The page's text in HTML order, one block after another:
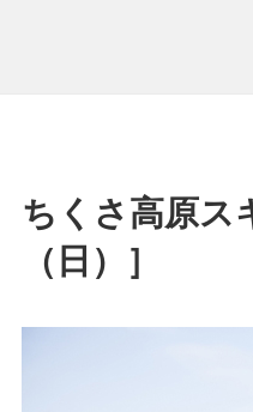
ちくさ高原ス
（日）］